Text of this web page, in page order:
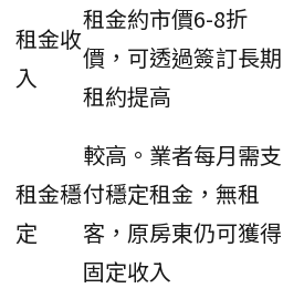
租金收
入
租金約市價6-8折
價，可透過簽訂長期
租約提高
租金穩
定
較高。業者每月需支
付穩定租金，無租
客，原房東仍可獲得
固定收入